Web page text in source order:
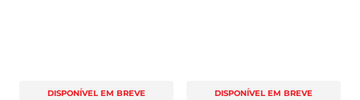
DISPONÍVEL EM BREVE DISPONÍVEL EM BREVE